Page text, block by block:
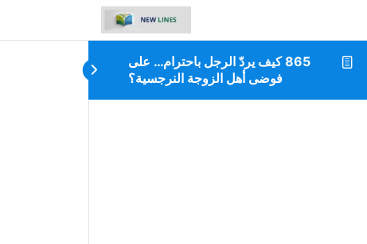
865 كيف يردّ الرجل باحترام… على
فوضى أهل الزوجة النرجسية؟